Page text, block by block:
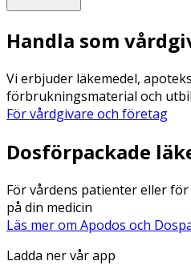
Handla som
Vi erbjuder läkemedel,
förbrukningsmaterial och
För vårdgivare och företag
Dosförpackade
För vårdens patienter eller
på din medicin
Läs mer om Apodos och
Ladda ner vår app